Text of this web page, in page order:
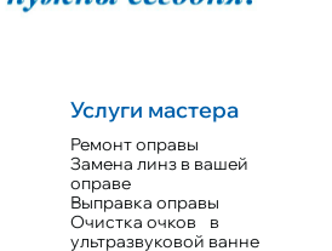
Услуги мастера
Ремонт оправы
Замена линз в вашей
оправе
Выправка оправы
Очистка очков в
ультразвуковой ванне